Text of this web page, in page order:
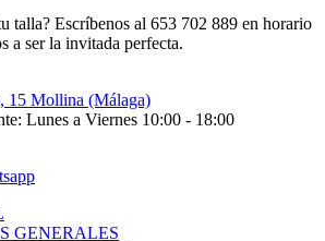
talla? Escríbenos al 653 702 889 en horario
a ser la invitada perfecta.
15 Mollina (Málaga)
Lunes a Viernes 10:00 - 18:00
GENERALES